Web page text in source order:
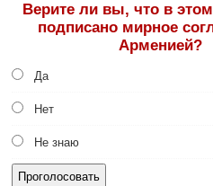
Верите ли вы, что в
подписано мирное
Арменией?
Да
Нет
Не знаю